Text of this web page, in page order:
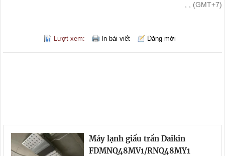
, , (GMT+7)
Lượt xem: In bài viết Đăng mới
Máy lạnh giấu trần Daikin
FDMNQ48MV1/RNQ48MY1